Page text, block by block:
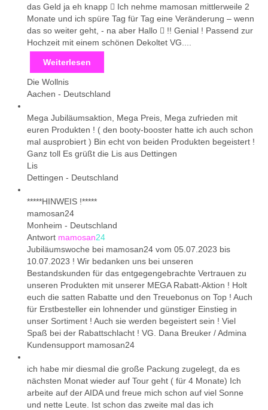
das Geld ja eh knapp  Ich nehme mamosan mittlerweile 2
Monate und ich spüre Tag für Tag eine Veränderung – wenn
das so weiter geht, - na aber Hallo  !! Genial ! Passend zur
Hochzeit mit einem schönen Dekoltet VG....
Weiterlesen
Die Wollnis
Aachen - Deutschland
Mega Jubiläumsaktion, Mega Preis, Mega zufrieden mit
euren Produkten ! ( den booty-booster hatte ich auch schon
mal ausprobiert ) Bin echt von beiden Produkten begeistert !
Ganz toll Es grüßt die Lis aus Dettingen
Lis
Dettingen - Deutschland
*****HINWEIS !*****
mamosan24
Monheim - Deutschland
Antwort mamosan24
Jubiläumswoche bei mamosan24 vom 05.07.2023 bis
10.07.2023 ! Wir bedanken uns bei unseren
Bestandskunden für das entgegengebrachte Vertrauen zu
unseren Produkten mit unserer MEGA Rabatt-Aktion ! Holt
euch die satten Rabatte und den Treuebonus on Top ! Auch
für Erstbesteller ein lohnender und günstiger Einstieg in
unser Sortiment ! Auch sie werden begeistert sein ! Viel
Spaß bei der Rabattschlacht ! VG. Dana Breuker / Admina
Kundensupport mamosan24
ich habe mir diesmal die große Packung zugelegt, da es
nächsten Monat wieder auf Tour geht ( für 4 Monate) Ich
arbeite auf der AIDA und freue mich schon auf viel Sonne
und nette Leute. Ist schon das zweite mal das ich